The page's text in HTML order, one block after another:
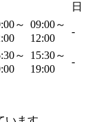
日
～ 09:00～
12:00
-
～
15:30～
19:00
-